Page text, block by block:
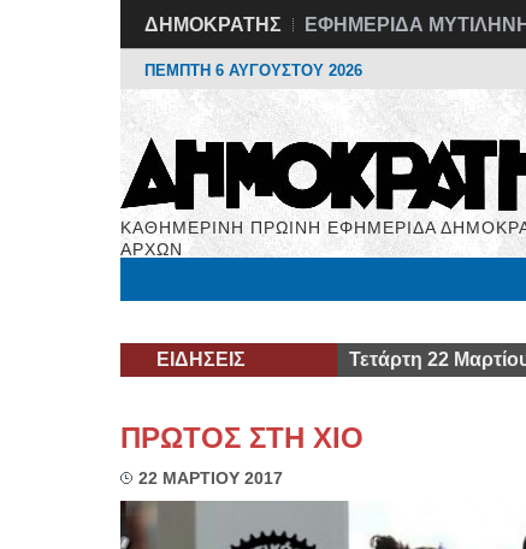
ΔΗΜΟΚΡΑΤΗΣ ΕΦΗΜΕΡΙΔΑ
ΠΕΜΠΤΗ 6 ΑΥΓΟΥΣΤΟΥ 2026
ΚΑΘΗΜΕΡΙΝΗ ΠΡΩΙΝΗ ΕΦΗΜΕΡΙΔΑ
ΑΡΧΩΝ
ΕΙΔΗΣΕΙΣ Τετάρτη 22
ΠΡΩΤΟΣ ΣΤΗ ΧΙΟ
22 ΜΑΡΤΙΟΥ 2017